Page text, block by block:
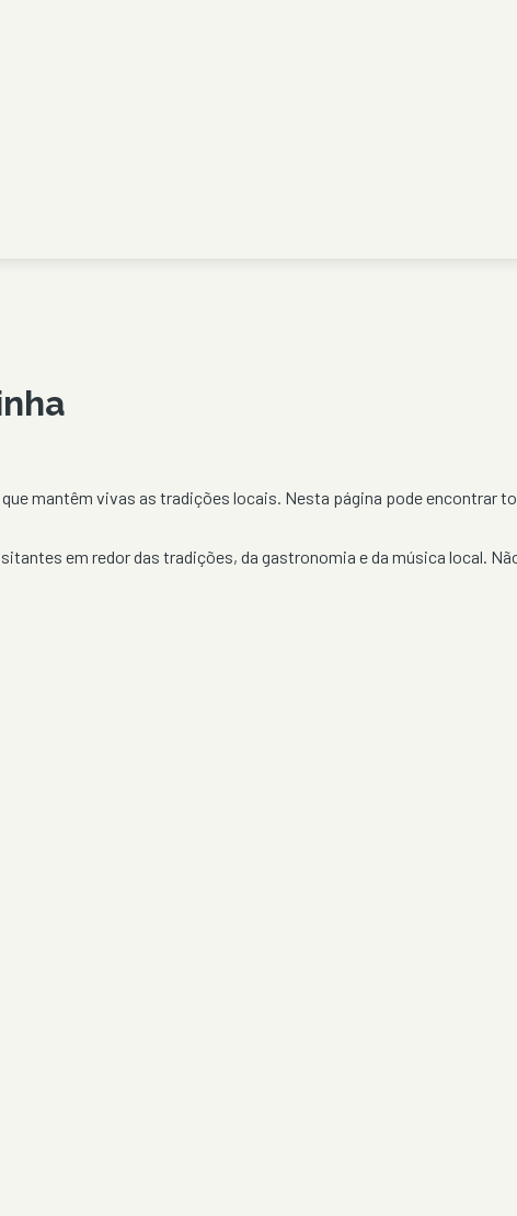
mantêm vivas as tradições locais. Nesta página pode encontrar
em redor das tradições, da gastronomia e da música local.